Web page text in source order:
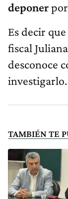
deponer
Es decir
fiscal
desconoce
investigarlo.
TAMBIÉN TE